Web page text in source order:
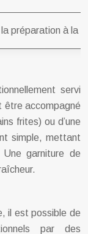
la préparation à la
servi
être accompagné
frites) ou d’une
simple, mettant
garniture de
il est possible de
par des